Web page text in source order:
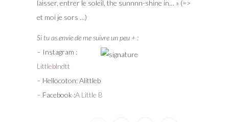
laisser, entrer le soleil, the sunnnn-shine in… » (=>
et moi je sors …)
Si tu as envie de me suivre un peu + :
– Instagram :
Littleblndtt
– Hellocoton: Alittleb
– Facebook :A Little B